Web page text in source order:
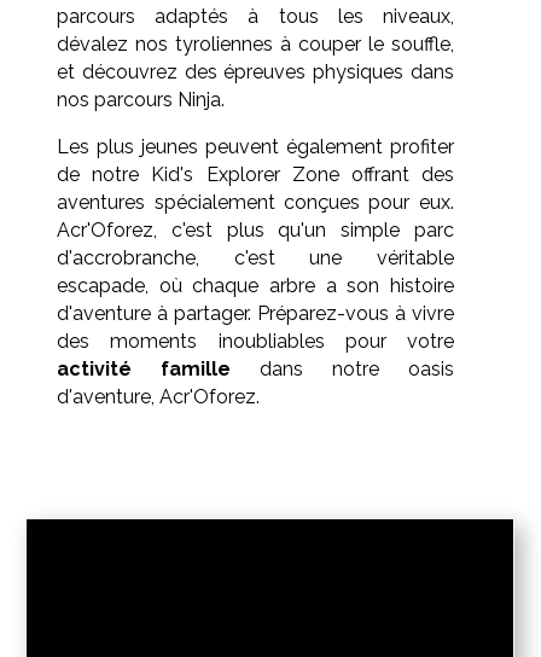
parcours adaptés à tous les niveaux,
dévalez nos tyroliennes à couper le souffle,
et découvrez des épreuves physiques dans
nos parcours Ninja.
Les plus jeunes peuvent également profiter
de notre Kid's Explorer Zone offrant des
aventures spécialement conçues pour eux.
Acr'Oforez, c'est plus qu'un simple parc
d'accrobranche, c'est une véritable
escapade, où chaque arbre a son histoire
d'aventure à partager. Préparez-vous à vivre
des moments inoubliables pour votre
activité famille dans notre oasis
d'aventure, Acr'Oforez.